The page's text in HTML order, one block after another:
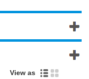
View as